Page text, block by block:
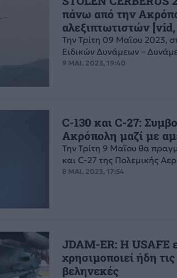
πάνω από την
αλεξιπτωτιστών
Την Τρίτη 09 Μαΐου 2023,
Ειδικών Δυνάμεων –
9 ΜΑΙ. 2023, 19:40
C-130 και C-27:
Ακρόπολη μαζί με
Την Τρίτη 9 Μαΐου θα
και C-27 της Πολεμικής
8 ΜΑΙ. 2023, 17:54
JDAM-ER: Η USAFE
χρησιμοποιεί ήδη
βεληνεκές